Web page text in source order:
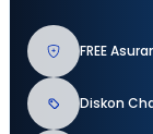
FREE
Diskon